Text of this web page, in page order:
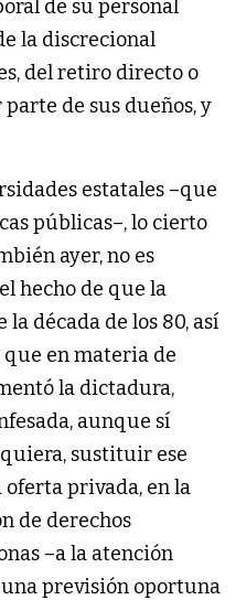
de su personal
la discrecional
del retiro directo o
de sus dueños, y
estatales –que
públicas–, lo cierto
ayer, no es
hecho de que la
década de los 80, así
en materia de
la dictadura,
aunque sí
sustituir ese
privada, en la
de derechos
–a la atención
previsión oportuna